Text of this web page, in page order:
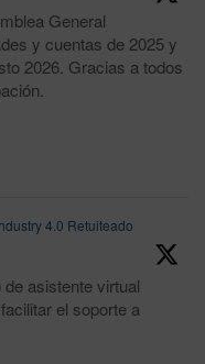
General
y cuentas de 2025 y
2026. Gracias a todos
4.0 Retuiteado
asistente virtual
el soporte a